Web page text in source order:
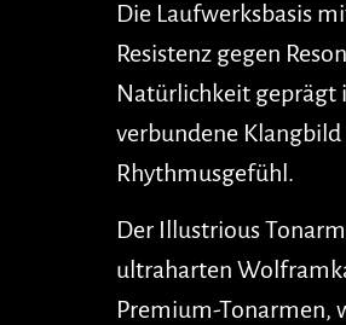
Die Laufwerksbasis
Resistenz gegen
Natürlichkeit geprägt
verbundene
Rhythmusgefühl.
Der Illustrious
ultraharten
Premium-Tonarmen,